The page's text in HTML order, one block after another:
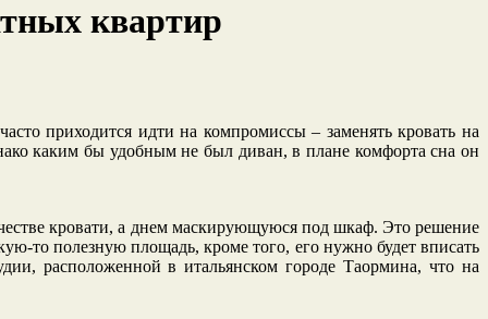
квартир
приходится идти на компромиссы – заменять кровать на
каким бы удобным не был диван, в плане комфорта сна он
кровати, а днем маскирующуюся под шкаф. Это решение
то полезную площадь, кроме того, его нужно будет вписать
расположенной в итальянском городе Таормина, что на